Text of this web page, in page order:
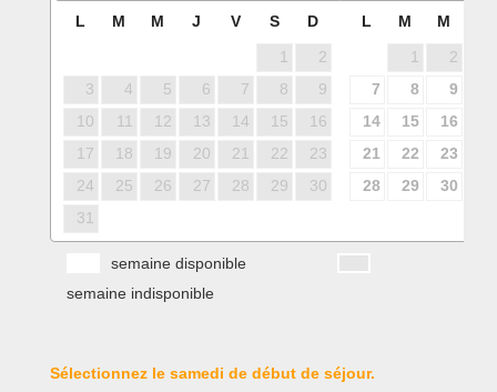
L M M J V S D
1
2
3
4 5 6 7 8
9
10
11 12 13 14 15
16
17
18 19 20 21 22
23
24
25 26 27 28 29
30
31
L M M
1 2
7
8 9
14
15 16
21
22 23
28
29 30
semaine disponible
semaine indisponible
Sélectionnez le samedi de début de séjour.